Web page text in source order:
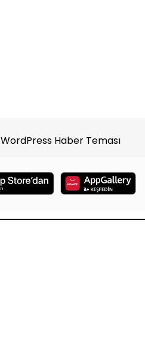
WordPress Haber Teması